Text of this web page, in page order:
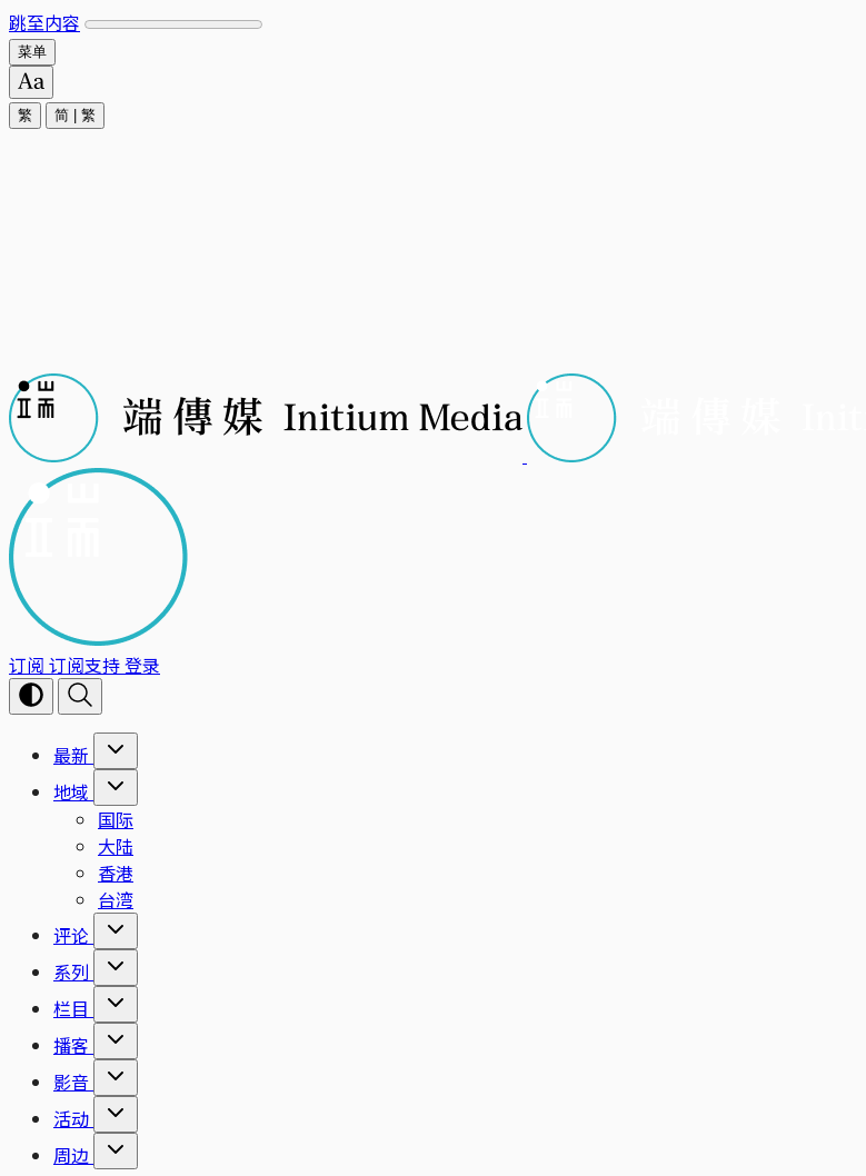
跳至内容
菜单
繁 简 繁
订阅 订阅支持登录
最新
地域
国际
大陆
香港
台湾
评论
系列
栏目
播客
影音
活动
周边